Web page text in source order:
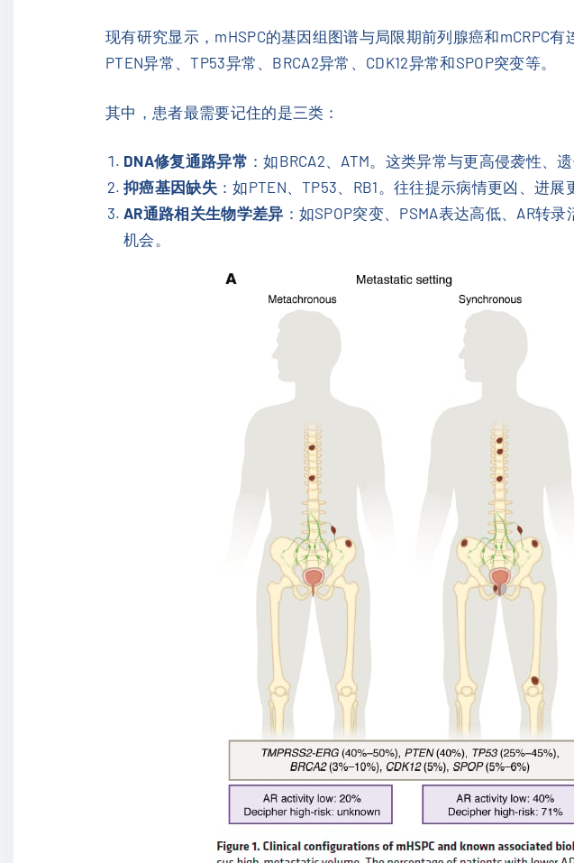
现有研究显示，mHSPC的基因组图谱与局限期前列腺癌和mCRPC
PTEN异常、TP53异常、BRCA2异常、CDK12异常和SPOP突变等。
其中，患者最需要记住的是三类：
DNA修复通路异常 ：如BRCA2、ATM。这类异常与更高侵袭性、
抑癌基因缺失：如PTEN、TP53、RB1。往往提示病情更凶、进
AR通路相关生物学差异 ：如SPOP突变、PSMA表达高低、AR转
机会。